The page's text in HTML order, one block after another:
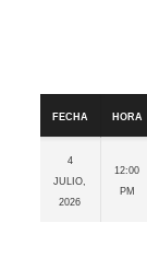
Fecha
Hora
4
julio,
2026
12:00
pm